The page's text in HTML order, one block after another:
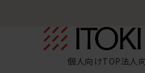
個人向けTOP法人